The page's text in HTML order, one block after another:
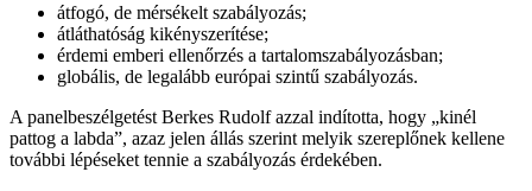
átfogó, de mérsékelt szabályozás;
átláthatóság kikényszerítése;
érdemi emberi ellenőrzés a tartalomszabályozásban;
globális, de legalább európai szintű szabályozás.
A panelbeszélgetést Berkes Rudolf azzal indította, hogy „kinél
pattog a labda”, azaz jelen állás szerint melyik szereplőnek kellene
további lépéseket tennie a szabályozás érdekében.